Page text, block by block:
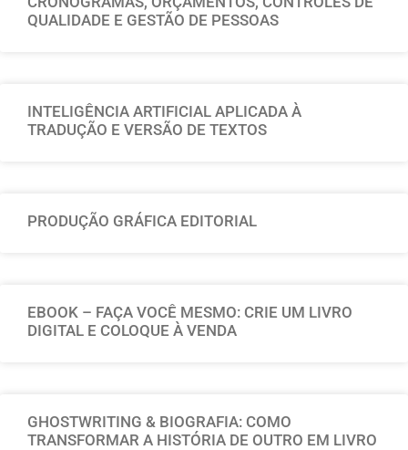
QUALIDADE E GESTÃO DE PESSOAS
INTELIGÊNCIA ARTIFICIAL APLICADA À
TRADUÇÃO E VERSÃO DE TEXTOS
PRODUÇÃO GRÁFICA EDITORIAL
EBOOK – FAÇA VOCÊ MESMO: CRIE UM LIVRO
DIGITAL E COLOQUE À VENDA
GHOSTWRITING & BIOGRAFIA: COMO
TRANSFORMAR A HISTÓRIA DE OUTRO EM LIVRO